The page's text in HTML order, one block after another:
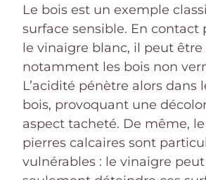
Le bois est un exemple
surface sensible. En contact
le vinaigre blanc, il peut être
notamment les bois non
L’acidité pénètre alors dans
bois, provoquant une
aspect tacheté. De même,
pierres calcaires sont
vulnérables : le vinaigre